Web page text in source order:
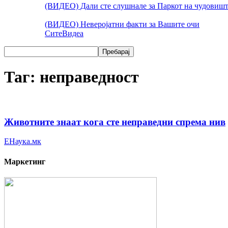
(ВИДЕО) Дали сте слушнале за Паркот на
(ВИДЕО) Неверојатни факти за Вашите очи
СитеВидеа
Таг: неправедност
Животните знаат кога сте неправедни спрема нив
ЕНаука.мк
Маркетинг